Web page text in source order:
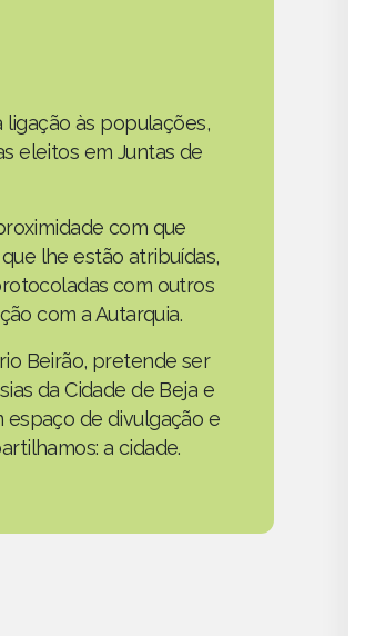
ligação às populações,
eleitos em Juntas de
com que
lhe estão atribuídas,
com outros
com a Autarquia.
Beirão, pretende ser
da Cidade de Beja e
espaço de divulgação e
a cidade.